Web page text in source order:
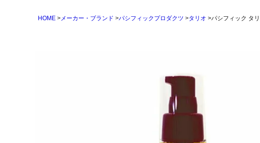
HOME メーカー・ブランド パシフィックプロダクツ タリオ パシフィック タ